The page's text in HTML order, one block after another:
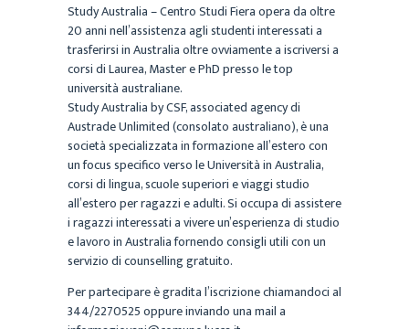
Study Australia – Centro Studi Fiera opera da oltre
20 anni nell’assistenza agli studenti interessati a
trasferirsi in Australia oltre ovviamente a iscriversi a
corsi di Laurea, Master e PhD presso le top
università australiane.
Study Australia by CSF, associated agency di
Austrade Unlimited (consolato australiano), è una
società specializzata in formazione all’estero con
un focus specifico verso le Università in Australia,
corsi di lingua, scuole superiori e viaggi studio
all’estero per ragazzi e adulti. Si occupa di assistere
i ragazzi interessati a vivere un’esperienza di studio
e lavoro in Australia fornendo consigli utili con un
servizio di counselling gratuito.
Per partecipare è gradita l’iscrizione chiamandoci al
344/2270525 oppure inviando una mail a